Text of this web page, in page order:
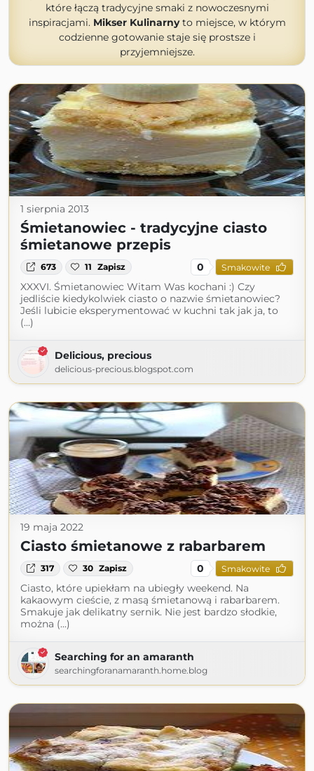
które łączą tradycyjne smaki z nowoczesnymi
inspiracjami. Mikser Kulinarnyto miejsce, w którym
codzienne gotowanie staje się prostsze i
przyjemniejsze.
1 sierpnia 2013
Śmietanowiec - tradycyjne ciasto
śmietanowe przepis
673 11 Zapisz 0 Smakowite
XXXVI. Śmietanowiec Witam Was kochani :) Czy
jedliście kiedykolwiek ciasto o nazwie śmietanowiec?
Jeśli lubicie eksperymentować w kuchni tak jak ja, to
(...)
Delicious, precious
delicious-precious.blogspot.com
19 maja 2022
Ciasto śmietanowe z rabarbarem
317 30 Zapisz 0 Smakowite
Ciasto, które upiekłam na ubiegły weekend. Na
kakaowym cieście, z masą śmietanową i rabarbarem.
Smakuje jak delikatny sernik. Nie jest bardzo słodkie,
można (...)
Searching for an amaranth
searchingforanamaranth.home.blog